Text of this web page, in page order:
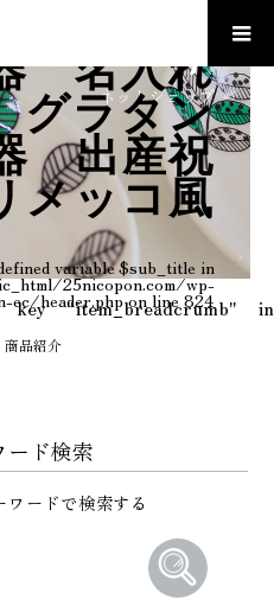
Online shop
ネットショップ
名入れ
ラタン
出産祝
ッコ風
variable $sub_title in
25nicopon.com/wp-
ec/header.phpon line824
"item_breadcrumb" in
25nicopon.com/wp-
template-
商品紹介
ード検索
ードで検索する